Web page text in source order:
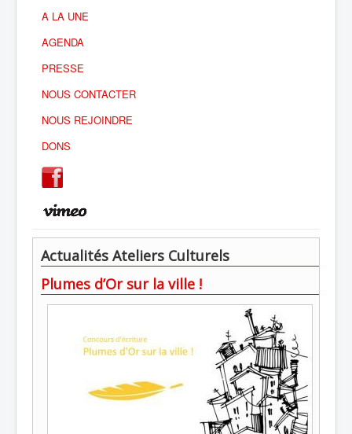
A LA UNE
AGENDA
PRESSE
NOUS CONTACTER
NOUS REJOINDRE
DONS
Actualités Ateliers Culturels
Plumes d’Or sur la ville !